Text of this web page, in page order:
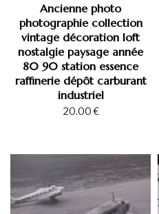
Ancienne photo
photographie collection
vintage décoration loft
nostalgie paysage année
80 90 station essence
raffinerie dépôt carburant
industriel
20.00€